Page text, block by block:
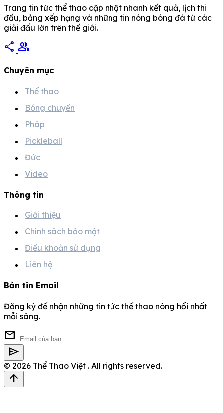
Trang tin tức thể thao cập nhật nhanh kết quả, lịch thi
đấu, bảng xếp hạng và những tin nóng bóng đá từ các
giải đấu lớn trên thế giới.
share group
Chuyên mục
Thể thao
Bóng chuyền
Pháp
Pickleball
Đức
Video
Thông tin
Giới thiệu
Chính sách bảo mật
Điều khoản sử dụng
Liên hệ
Bản tin Email
Đăng ký để nhận những tin tức thể thao nóng hổi nhất
mỗi sáng.
mail
send
© 2026 Thể Thao Việt . All rights reserved.
arrow_upward